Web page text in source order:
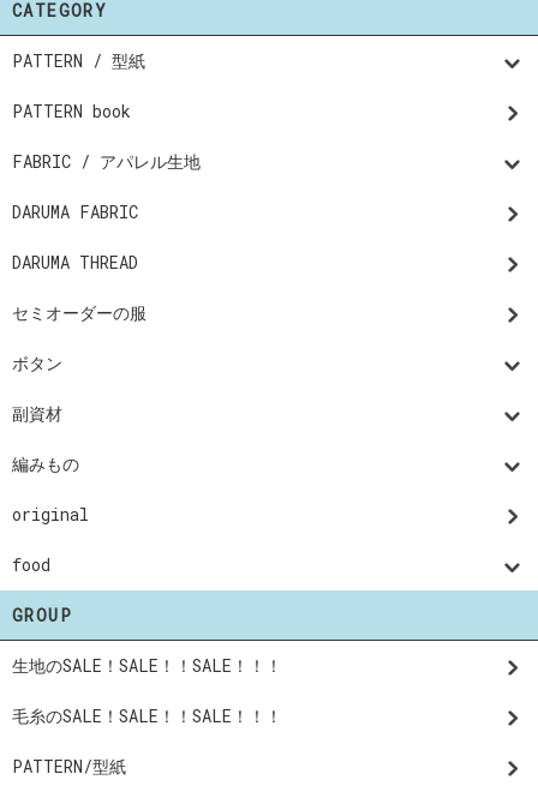
CATEGORY
PATTERN / 型紙
PATTERN book
FABRIC / アパレル生地
DARUMA FABRIC
DARUMA THREAD
セミオーダーの服
ボタン
副資材
編みもの
original
food
GROUP
生地のSALE！SALE！！SALE！！！
毛糸のSALE！SALE！！SALE！！！
PATTERN/型紙